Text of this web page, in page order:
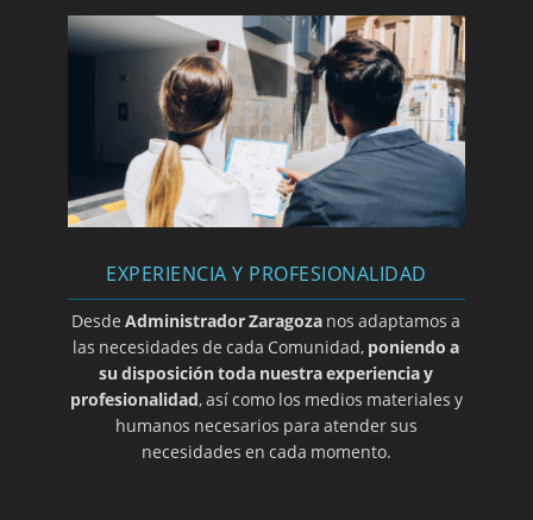
Nulidad de acuerdo estableciendo una cuota
doble para viviendas con parte alquilada
Incumplimiento de requisitos objetivos para
instalación de ascensor
Convalidación de acuerdo contrario a la LPH
por transcurso de plazo de caducidad
Se deniega la rescisión de la sentencia
anulación judicial del acuerdo sobre el pago
Locales obligados a pagar por reparación de
fachada
Obligación de la Comunidad de abonar los
gastos de reparación de terraza
Necesidad de acreditación del acuerdo
comunitario para interponer el recurso
EXPERIENCIA Y PROFESIONALIDAD
DesdeAdministrador Zaragoza nos adaptamos a
las necesidades de cada Comunidad, poniendo a
su disposición toda nuestra experiencia y
profesionalidad, así como los medios materiales y
humanos necesarios para atender sus
necesidades en cada momento.